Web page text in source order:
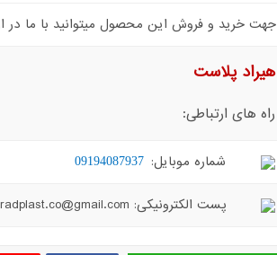
جهت خرید و فروش این محصول میتوانید با ما در
هیراد پلاست
راه های ارتباطی:
شماره موبایل: 09194087937
پست الکترونیکی: hiradplast.co@gmail.com